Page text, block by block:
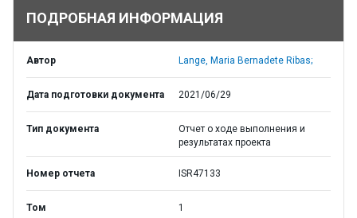
ПОДРОБНАЯ ИНФОРМАЦИЯ
Автор Lange, Maria Bernadete Ribas;
Дата подготовки документа 2021/06/29
Тип документа
Отчет о ходе выполнения и
результатах проекта
Номер отчета ISR47133
Том 1